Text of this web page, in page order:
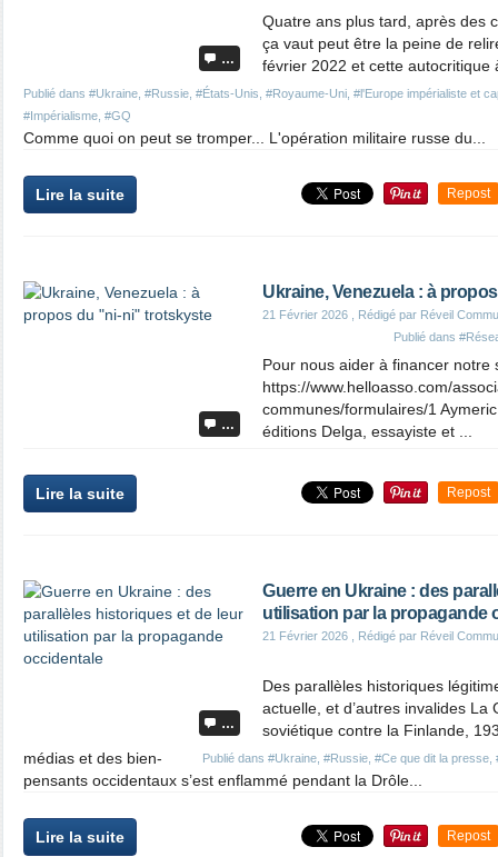
…
Publié dans #Ukraine #Russie #États-Unis #Royaume-Uni #l'Europe impérialiste et
#Impérialisme #GQ
Quatre ans plus tard, après des
ça vaut peut être la peine de
février 2022 et cette autocritique
Comme quoi on peut se tromper... L'opération militaire russe du...
Lire la suite Repost
…
Ukraine, Venezuela : à
21 Février 2026 , Rédigé par Réveil
Publié dans
Pour nous aider à financer notre
https://www.helloasso.com/
communes/formulaires/1
éditions Delga, essayiste et ...
Lire la suite Repost
…
Guerre en Ukraine : des
utilisation par la propagande
21 Février 2026 , Rédigé par Réveil
Publié dans #Ukraine #Russie #Ce que dit la presse
Des parallèles historiques
actuelle, et d’autres invalides La
soviétique contre la Finlande,
médias et des bien-
pensants occidentaux s’est enflammé pendant la Drôle...
Lire la suite Repost